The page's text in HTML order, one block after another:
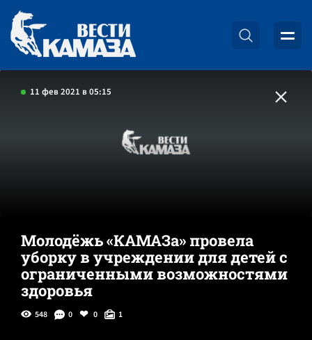
11 фев 2021 в 05:15
Молодёжь «КАМАЗа» провела
уборку в учреждении для детей с
ограниченными возможностями
здоровья
548 0 0 1